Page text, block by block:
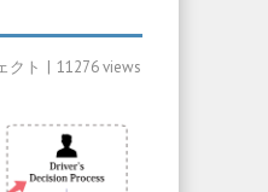
クト | 11276 views